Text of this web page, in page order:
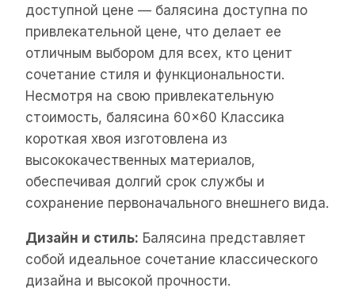
доступной цене — балясина доступна по
привлекательной цене, что делает ее
отличным выбором для всех, кто ценит
сочетание стиля и функциональности.
Несмотря на свою привлекательную
стоимость, балясина 60×60 Классика
короткая хвоя изготовлена из
высококачественных материалов,
обеспечивая долгий срок службы и
сохранение первоначального внешнего вида.
Дизайн и стиль: Балясина представляет
собой идеальное сочетание классического
дизайна и высокой прочности.